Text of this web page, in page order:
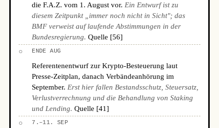
die F.A.Z. vom 1. August vor. Ein Entwurf ist zu
diesem Zeitpunkt „immer noch nicht in Sicht"; das
BMF verweist auf laufende Abstimmungen in der
Bundesregierung. Quelle [56]
○ ENDE AUG
Referentenentwurf zur Krypto-Besteuerung laut
Presse-Zeitplan, danach Verbändeanhörung im
September. Erst hier fallen Bestandsschutz, Steuersatz,
Verlustverrechnung und die Behandlung von Staking
und Lending. Quelle [41]
○ 7.–11. SEP